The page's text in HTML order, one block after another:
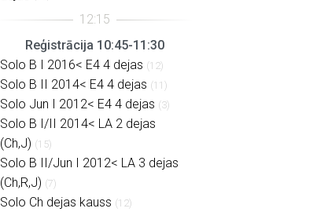
Reģistrācija 10:45-11:30
Solo B I 2016< E4 4 dejas (12)
Solo B II 2014< E4 4 dejas (11)
Solo Jun I 2012< E4 4 dejas (3)
Solo B I/II 2014< LA 2 dejas
(Ch,J) (15)
Solo B II/Jun I 2012< LA 3 dejas
(Ch,R,J) (7)
Solo Ch dejas kauss (12)